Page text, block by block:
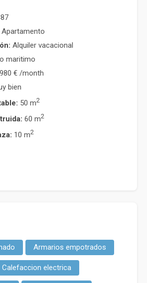
Apartamento
Alquiler vacacional
maritimo
980 € /month
bien
50 m2
60 m2
10 m2
Armarios empotrados
Calefaccion electrica